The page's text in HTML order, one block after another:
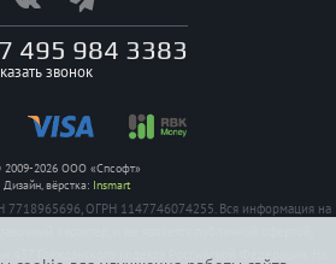
495 984 3383
звонок
2026 ООО «Спсофт»
Дизайн, вёрстка: Insmart
ОГРН 1147746074255. Вся информация на
437 Гражданского кодекса Российской Федерации. На